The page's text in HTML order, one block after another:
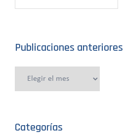
Publicaciones anteriores
Categorías